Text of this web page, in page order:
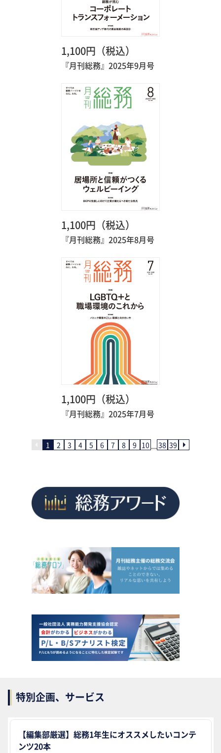
1,100円（税込）
『月刊総務』2025年9月号
1,100円（税込）
『月刊総務』2025年8月号
1,100円（税込）
『月刊総務』2025年7月号
1 2 3 4 5 6 7 8 9 10 ... 38 39
特別企画、サービス
【編集部厳選】総務1年生にオススメしたいコンテ
ンツ20本